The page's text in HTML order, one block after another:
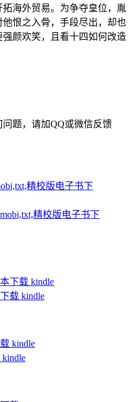
海外贸易。为争夺皇位，胤
恨之入骨，手段尽出，却也
颜欢笑，且看十四如何改造
题，请加QQ或微信反馈
精校版电子书下
精校版电子书下
载 kindle